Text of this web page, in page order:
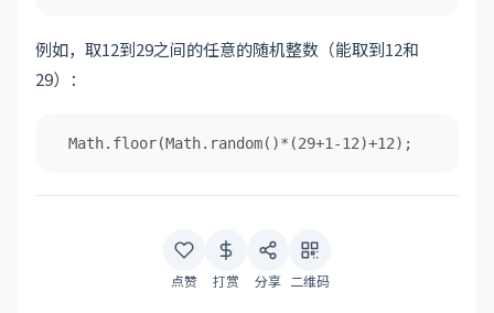
例如，取12到29之间的任意的随机整数（能取到12和
29）：
Math.floor(Math.random()*(29+1-12)+12);
点赞 打赏 分享 二维码